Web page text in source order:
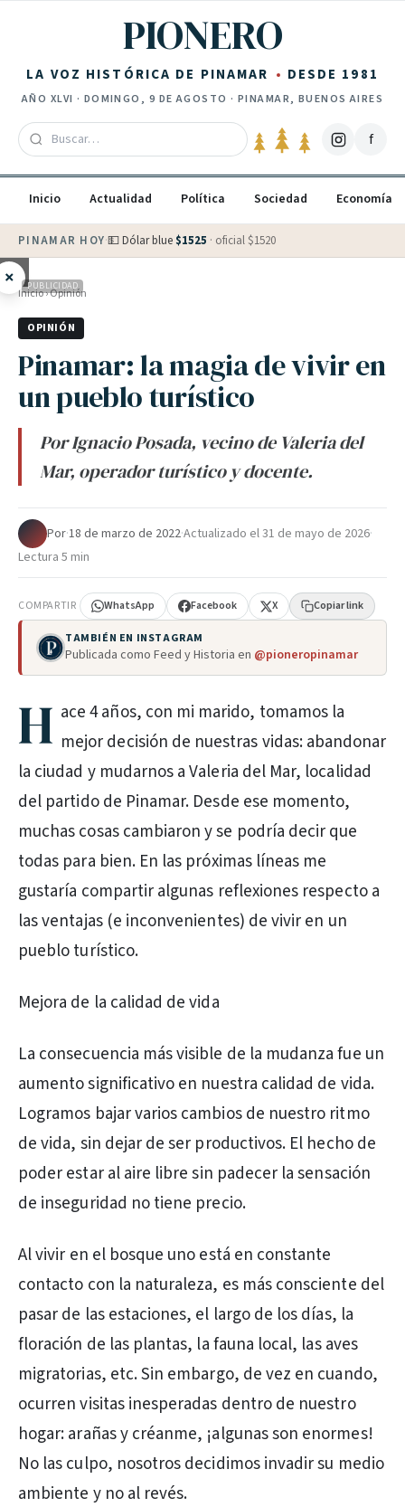
PIONERO
LA VOZ HISTÓRICA DE PINAMAR DESDE 1981
AÑO XLVI · DOMINGO, 9 DE AGOSTO · PINAMAR, BUENOS AIRES
f
Inicio Actualidad Política Sociedad Economía
PINAMAR HOY·💵 Dólar blue $1525 · oficial $1520
× PUBLICIDAD
Inicio›Opinión
OPINIÓN
Pinamar: la magia de vivir en
un pueblo turístico
Por Ignacio Posada, vecino de Valeria del
Mar, operador turístico y docente.
Por·18 de marzo de 2022·Actualizado el31 de mayo de 2026·
Lectura 5 min
COMPARTIR WhatsApp Facebook X Copiar link
TAMBIÉN EN INSTAGRAM
Publicada como Feed y Historia en @pioneropinamar
H ace 4 años, con mi marido, tomamos la
mejor decisión de nuestras vidas: abandonar
la ciudad y mudarnos a Valeria del Mar, localidad
del partido de Pinamar. Desde ese momento,
muchas cosas cambiaron y se podría decir que
todas para bien. En las próximas líneas me
gustaría compartir algunas reflexiones respecto a
las ventajas (e inconvenientes) de vivir en un
pueblo turístico.
Mejora de la calidad de vida
La consecuencia más visible de la mudanza fue un
aumento significativo en nuestra calidad de vida.
Logramos bajar varios cambios de nuestro ritmo
de vida, sin dejar de ser productivos. El hecho de
poder estar al aire libre sin padecer la sensación
de inseguridad no tiene precio.
Al vivir en el bosque uno está en constante
contacto con la naturaleza, es más consciente del
pasar de las estaciones, el largo de los días, la
floración de las plantas, la fauna local, las aves
migratorias, etc. Sin embargo, de vez en cuando,
ocurren visitas inesperadas dentro de nuestro
hogar: arañas y créanme, ¡algunas son enormes!
No las culpo, nosotros decidimos invadir su medio
ambiente y no al revés.